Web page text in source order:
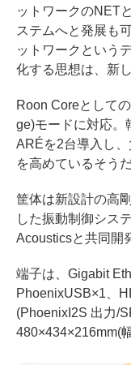
ットワークのNET
ステムへと発展も
ットワークという
化する思想は、新
Roon Coreとして
ge)モードに対応。
ARÉを2台導入し
を高めているそうだ
筐体は新設計の高
した振動制御シス
Acousticsと共同開
端子は、Gigabit
PhoenixUSB×1、
(PhoenixI2S 出力/
480×434×216mm(